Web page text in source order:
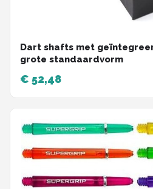
Dart shafts met
grote standaardvorm
€ 52,48